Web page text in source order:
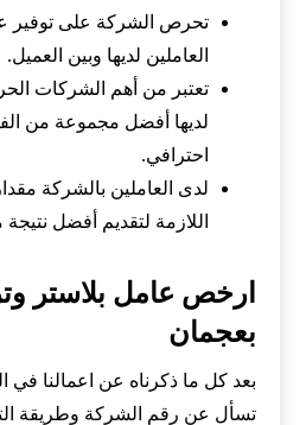
تحرص الشركة على توفير
العاملين لديها وبين العميل.
تعتبر من أهم الشركات
لديها أفضل مجموعة من
احترافي.
لدى العاملين بالشركة
اللازمة لتقديم أفضل
ارخص عامل بلاستر
بعجمان
بعد كل ما ذكرناه عن اعمالنا في
تسأل عن رقم الشركة وطريقة